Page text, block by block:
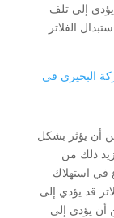
إلى تلف
الفلاتر
البحيري في
أن يؤثر بشكل
ذلك من
في استهلاك
قد يؤدي إلى
أن يؤدي إلى